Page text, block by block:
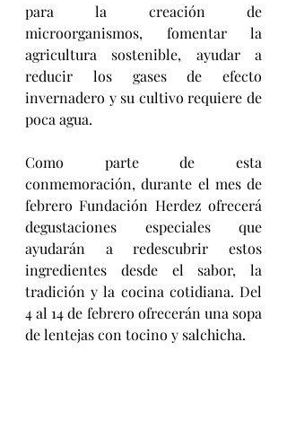
para la creación de
microorganismos, fomentar la
agricultura sostenible, ayudar a
reducir los gases de efecto
invernadero y su cultivo requiere de
poca agua.
Como parte de esta
conmemoración, durante el mes de
febrero Fundación Herdez ofrecerá
degustaciones especiales que
ayudarán a redescubrir estos
ingredientes desde el sabor, la
tradición y la cocina cotidiana. Del
4 al 14 de febrero ofrecerán una sopa
de lentejas con tocino y salchicha.